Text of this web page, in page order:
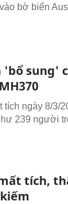
bờ biển
'bổ sung'
tích ngày 8/3/
239 người
tích,